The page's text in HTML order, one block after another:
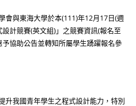
會與東海大學於本(111)年12月17日(週
計競賽(英文組)」之競賽資訊(報名至
協助公告並轉知所屬學生踴躍報名參
升我國青年學生之程式設計能力，特別